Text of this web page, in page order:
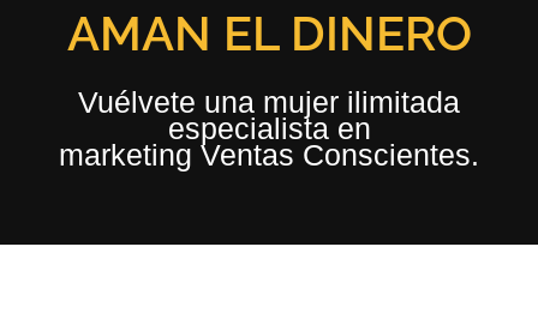
AMAN EL DINERO
Vuélvete una mujer ilimitada
especialista en
marketing Ventas Conscientes.